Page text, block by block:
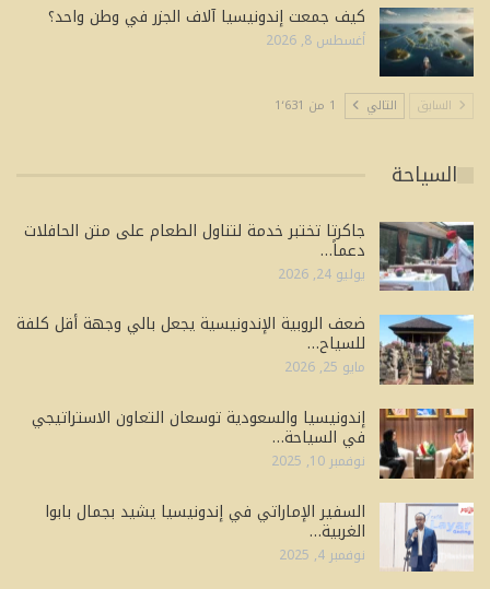
كيف جمعت إندونيسيا آلاف الجزر في وطن واحد؟
أغسطس 8, 2026
السابق التالي 1 من 1٬631
السياحة
جاكرتا تختبر خدمة لتناول الطعام على متن الحافلات
دعماً…
يوليو 24, 2026
ضعف الروبية الإندونيسية يجعل بالي وجهة أقل كلفة
للسياح…
مايو 25, 2026
إندونيسيا والسعودية توسعان التعاون الاستراتيجي
في السياحة…
نوفمبر 10, 2025
السفير الإماراتي في إندونيسيا يشيد بجمال بابوا
الغربية…
نوفمبر 4, 2025